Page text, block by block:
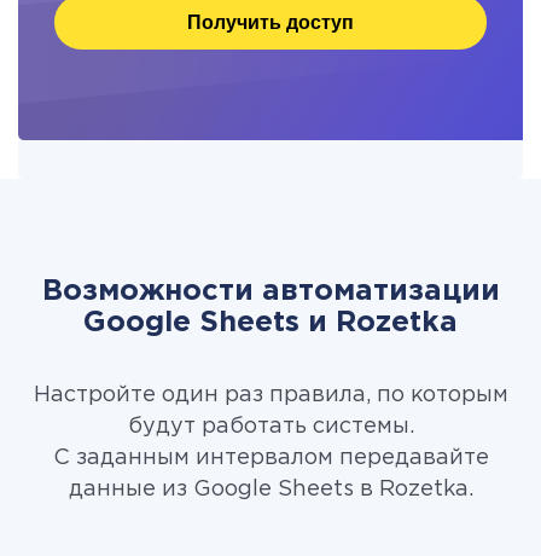
Получить доступ
Возможности автоматизации
Google Sheets и Rozetka
Настройте один раз правила, по которым
будут работать системы.
С заданным интервалом передавайте
данные из Google Sheets в Rozetka.